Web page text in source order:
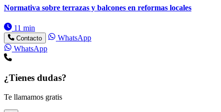
Normativa sobre terrazas y balcones en reformas locales
11 min
Contacto
WhatsApp
WhatsApp
¿Tienes dudas?
Te llamamos gratis